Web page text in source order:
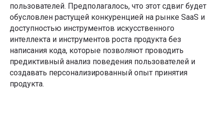
пользователей. Предполагалось, что этот сдвиг будет
обусловлен растущей конкуренцией на рынке SaaS и
доступностью инструментов искусственного
интеллекта и инструментов роста продукта без
написания кода, которые позволяют проводить
предиктивный анализ поведения пользователей и
создавать персонализированный опыт принятия
продукта.
Подписывайтесь на
рассылку со статьями,
которую читают лидеры
рынка
Я даюСогласие на обработку перс.данныхна